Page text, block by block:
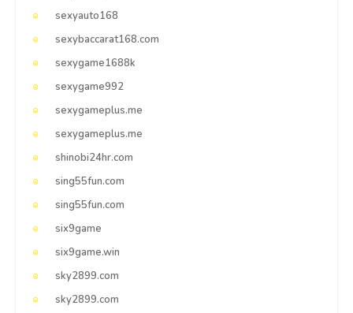
sexyauto168
sexybaccarat168.com
sexygame1688k
sexygame992
sexygameplus.me
sexygameplus.me
shinobi24hr.com
sing55fun.com
sing55fun.com
six9game
six9game.win
sky2899.com
sky2899.com